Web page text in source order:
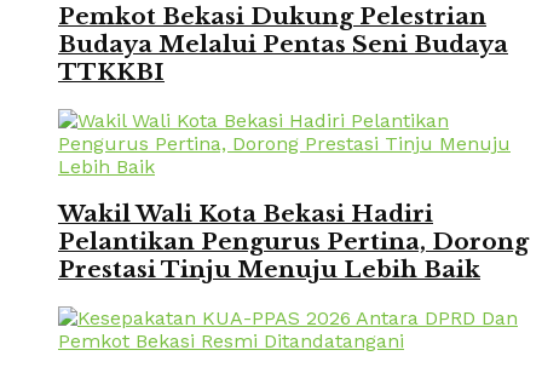
Pemkot Bekasi Dukung Pelestrian
Budaya Melalui Pentas Seni Budaya
TTKKBI
Wakil Wali Kota Bekasi Hadiri
Pelantikan Pengurus Pertina, Dorong
Prestasi Tinju Menuju Lebih Baik